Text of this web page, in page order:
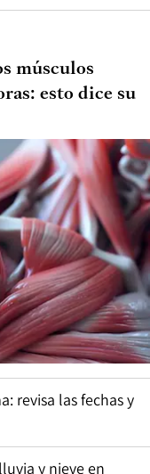
músculos
esto dice su
revisa las fechas y
y nieve en